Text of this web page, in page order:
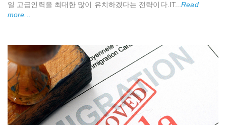
일 고급인력을 최대한 많이 유치하겠다는 전략이다.IT...Read
more...